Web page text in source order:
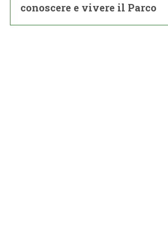
conoscere e vivere il Parco